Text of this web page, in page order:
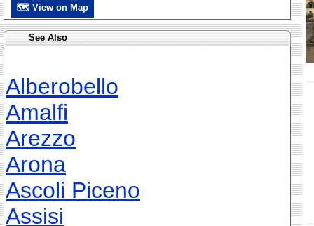
🗺 View on Map
See Also
Alberobello
Amalfi
Arezzo
Arona
Ascoli Piceno
Assisi